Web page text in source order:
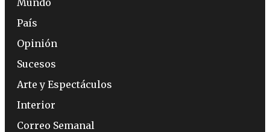
País
Opinión
Sucesos
Arte y Espectáculos
Interior
Correo Semanal